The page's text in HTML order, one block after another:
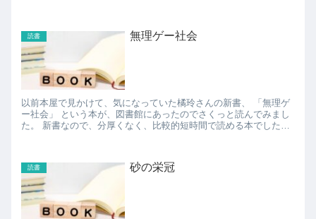
読書 無理ゲー社会
以前本屋で見かけて、気になっていた橘玲さんの新書、 「無理ゲ
ー社会」 という本が、図書館にあったのでさくっと読んでみまし
た。 新書なので、分厚くなく、比較的短時間で読める本でした。
読書 砂の栄冠